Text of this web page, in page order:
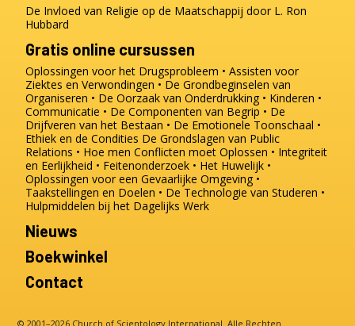
De Invloed van Religie op de Maatschappij door L. Ron
Hubbard
Gratis online cursussen
Oplossingen voor het Drugsprobleem
Assisten voor
Ziektes en Verwondingen
De Grondbeginselen van
Organiseren
De Oorzaak van Onderdrukking
Kinderen
Communicatie
De Componenten van Begrip
De
Drijfveren van het Bestaan
De Emotionele Toonschaal
Ethiek en de Condities De Grondslagen van Public
Relations
Hoe men Conflicten moet Oplossen
Integriteit
en Eerlijkheid
Feitenonderzoek
Het Huwelijk
Oplossingen voor een Gevaarlijke Omgeving
Taakstellingen en Doelen
De Technologie van Studeren
Hulpmiddelen bij het Dagelijks Werk
Nieuws
Boekwinkel
Contact
© 2001–2026 Church of Scientology International. Alle Rechten